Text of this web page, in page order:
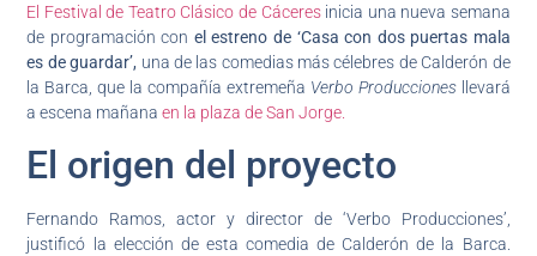
El Festival de Teatro Clásico de Cáceresinicia una nueva semana
de programación con el estreno de ‘Casa con dos puertas mala
es de guardar’, una de las comedias más célebres de Calderón de
la Barca, que la compañía extremeña Verbo Produccionesllevará
a escena mañanaen la plaza de San Jorge.
El origen del proyecto
Fernando Ramos, actor y director de ‘Verbo Producciones’,
justificó la elección de esta comedia de Calderón de la Barca.